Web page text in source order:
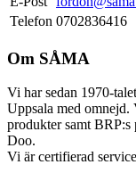
Telefon 0702836416
Om SÅMA
Vi har sedan 1970-
Uppsala med omnejd.
produkter samt
Doo.
Vi är certifierad